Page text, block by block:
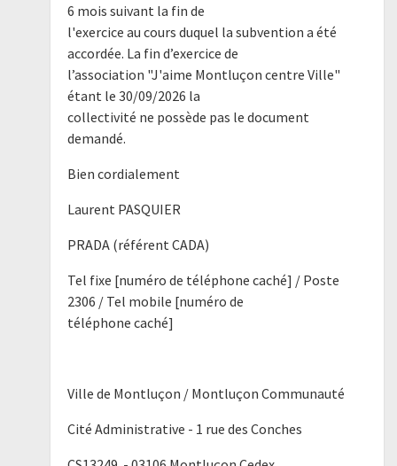
6 mois suivant la fin de
l'exercice au cours duquel la subvention a été
accordée. La fin d’exercice de
l’association "J'aime Montluçon centre Ville"
étant le 30/09/2026 la
collectivité ne possède pas le document
demandé.
Bien cordialement
Laurent PASQUIER
PRADA (référent CADA)
Tel fixe [numéro de téléphone caché] / Poste
2306 / Tel mobile [numéro de
téléphone caché]
Ville de Montluçon / Montluçon Communauté
Cité Administrative - 1 rue des Conches